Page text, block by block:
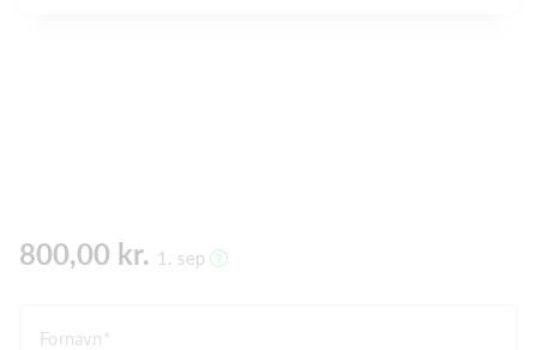
800,00 kr. 1. sep
Fornavn